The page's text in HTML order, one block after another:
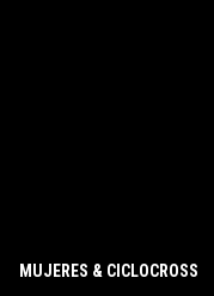
MUJERES & CICLOCROSS